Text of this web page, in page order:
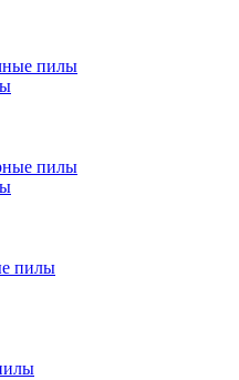
пилы
пилы
пилы